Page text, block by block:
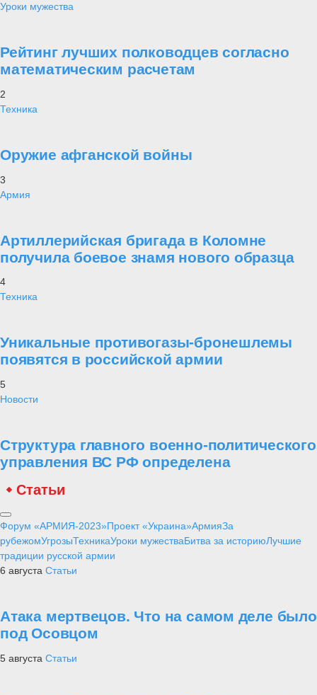
Уроки мужества
Рейтинг лучших полководцев согласно
математическим расчетам
2
Техника
Оружие афганской войны
3
Армия
Артиллерийская бригада в Коломне
получила боевое знамя нового образца
4
Техника
Уникальные противогазы-бронешлемы
появятся в российской армии
5
Новости
Структура главного военно-политического
управления ВС РФ определена
Статьи
Форум «АРМИЯ-2023»Проект «Украина»АрмияЗа
рубежомУгрозыТехникаУроки мужестваБитва за историюЛучшие
традиции русской армии
6 августа Статьи
Атака мертвецов. Что на самом деле было
под Осовцом
5 августа Статьи